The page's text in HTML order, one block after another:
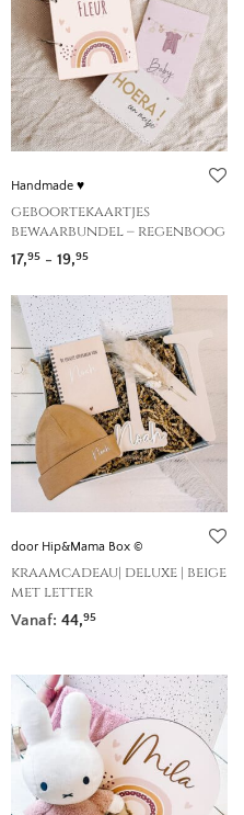
Handmade ♥
geboortekaartjes
bewaarbundel – regenboog
17,95 - 19,95Prijsklasse: 17,95 tot
door Hip&Mama Box ©
kraamcadeau| deluxe | beige
met letter
Vanaf: 44,95